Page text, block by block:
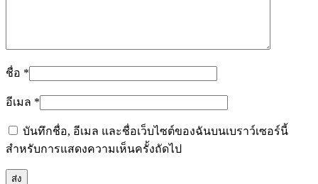
ชื่อ *
อีเมล *
บันทึกชื่อ, อีเมล และชื่อเว็บไซต์ของฉันบนเบราว์เซอร์นี้
สำหรับการแสดงความเห็นครั้งถัดไป